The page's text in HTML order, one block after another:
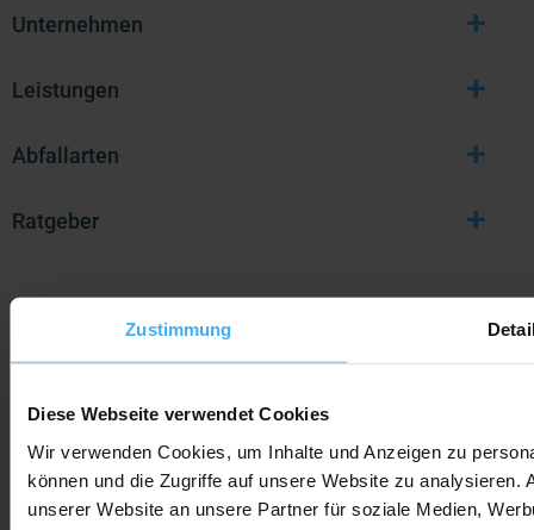
Zustimmung
Diese Webseite verwendet Cookies
Wir verwenden Cookies, um Inhalte und Anzeigen zu
können und die Zugriffe auf unsere Website zu
unserer Website an unsere Partner für soziale Medien,
Unternehmen +
Leistungen +
Abfallarten +
Ratgeber +
Zahlungsarten